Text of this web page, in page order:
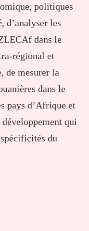
politiques
d’analyser les
dans le
régional et
de mesurer la
dans le
pays d’Afrique et
qui
du